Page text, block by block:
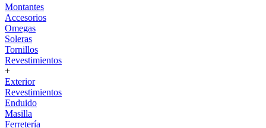
Montantes
Accesorios
Omegas
Soleras
Tornillos
Revestimientos
+
Exterior
Revestimientos
Enduido
Masilla
Ferretería